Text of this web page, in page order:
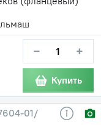
− +
Купить
01/